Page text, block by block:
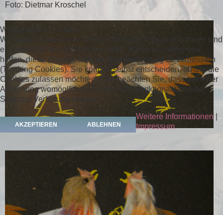
Foto: Dietmar Kroschel
Wir benutzen Cookies
Wir nutzen Cookies auf unserer Website. Einige von ihnen sind
essenziell für den Betrieb der Seite, während andere uns
helfen, diese Website und die Nutzererfahrung zu verbessern
(Tracking Cookies). Sie können selbst entscheiden, ob Sie die
Cookies zulassen möchten. Bitte beachten Sie, dass bei einer
Ablehnung womöglich nicht mehr alle Funktionalitäten der
Seite zur Verfügung stehen.
AKZEPTIEREN ABLEHNEN
Weitere Informationen
Impressum